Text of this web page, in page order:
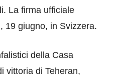
La firma ufficiale
19 giugno, in Svizzera.
della Casa
vittoria di Teheran,